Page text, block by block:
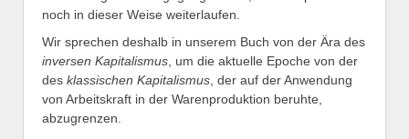
noch in dieser Weise weiterlaufen.
Wir sprechen deshalb in unserem Buch von der Ära des
inversen Kapitalismus, um die aktuelle Epoche von der
des klassischen Kapitalismus, der auf der Anwendung
von Arbeitskraft in der Warenproduktion beruhte,
abzugrenzen.